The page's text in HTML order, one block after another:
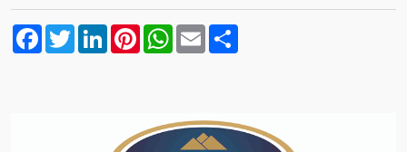
Facebook
TwitterLinkedInPinterestWhatsApp
Email